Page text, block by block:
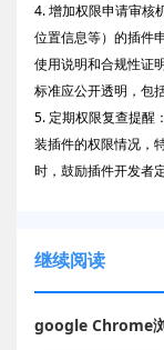
4. 增加权限申请审核
位置信息等）的插件
使用说明和合规性证
标准应公开透明，包
5. 定期权限复查提醒
装插件的权限情况，
时，鼓励插件开发者
继续阅读
google Chrome